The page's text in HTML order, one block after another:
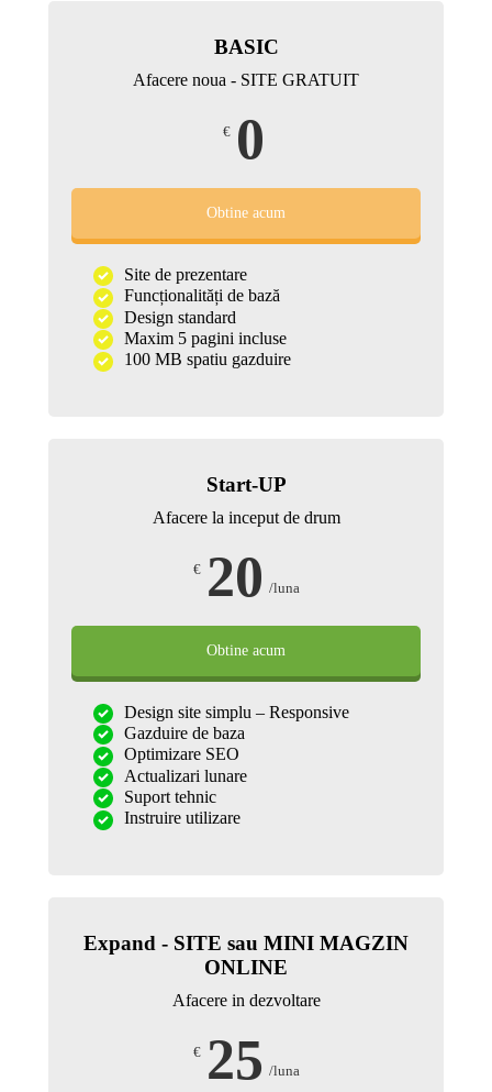
BASIC
Afacere noua - SITE GRATUIT
€ 0
Obtine acum
Site de prezentare
Funcționalități de bază
Design standard
Maxim 5 pagini incluse
100 MB spatiu gazduire
Start-UP
Afacere la inceput de drum
€ 20 /luna
Obtine acum
Design site simplu – Responsive
Gazduire de baza
Optimizare SEO
Actualizari lunare
Suport tehnic
Instruire utilizare
Expand - SITE sau MINI MAGZIN
ONLINE
Afacere in dezvoltare
€ 25 /luna